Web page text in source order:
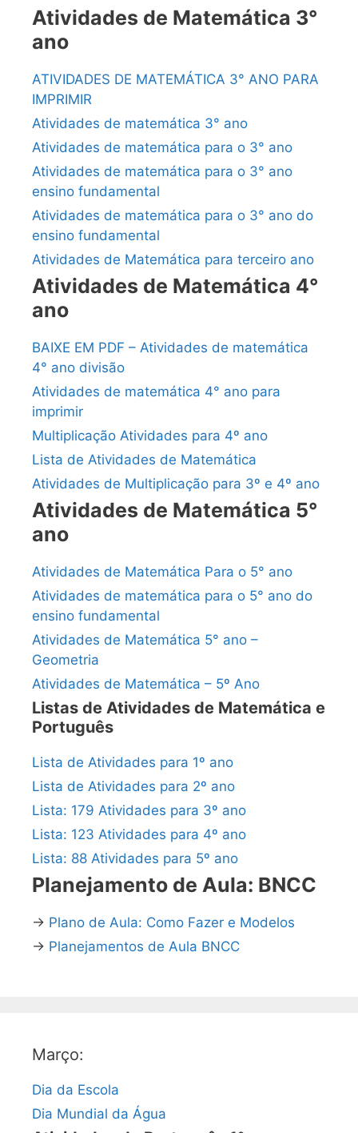
Atividades de Matemática 3°
ano
ATIVIDADES DE MATEMÁTICA 3° ANO PARA
IMPRIMIR
Atividades de matemática 3° ano
Atividades de matemática para o 3° ano
Atividades de matemática para o 3° ano
ensino fundamental
Atividades de matemática para o 3° ano do
ensino fundamental
Atividades de Matemática para terceiro ano
Atividades de Matemática 4°
ano
BAIXE EM PDF – Atividades de matemática
4° ano divisão
Atividades de matemática 4° ano para
imprimir
Multiplicação Atividades para 4º ano
Lista de Atividades de Matemática
Atividades de Multiplicação para 3º e 4º ano
Atividades de Matemática 5°
ano
Atividades de Matemática Para o 5° ano
Atividades de matemática para o 5° ano do
ensino fundamental
Atividades de Matemática 5° ano –
Geometria
Atividades de Matemática – 5º Ano
Listas de Atividades de Matemática e
Português
Lista de Atividades para 1º ano
Lista de Atividades para 2º ano
Lista: 179 Atividades para 3º ano
Lista: 123 Atividades para 4º ano
Lista: 88 Atividades para 5º ano
Planejamento de Aula: BNCC
→ Plano de Aula: Como Fazer e Modelos
→ Planejamentos de Aula BNCC
Março:
Dia da Escola
Dia Mundial da Água